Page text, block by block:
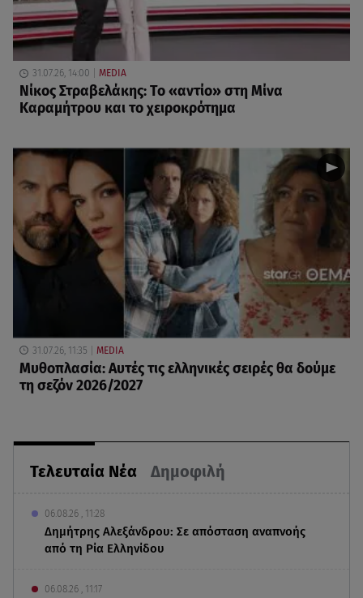
Τελευταία Νέα Δημοφιλή
06.08.26 , 11:28
Δημήτρης Αλεξάνδρου: Σε απόσταση αναπνοής
από τη Ρία Ελληνίδου
06.08.26 , 11:17
31.07.26, 14:00 MEDIA
Νίκος Στραβελάκης: Το «αντίο» στη Μίνα
Καραμήτρου και το χειροκρότημα
31.07.26, 11:35 MEDIA
Μυθοπλασία: Αυτές τις ελληνικές σειρές θα δούμε
τη σεζόν 2026/2027